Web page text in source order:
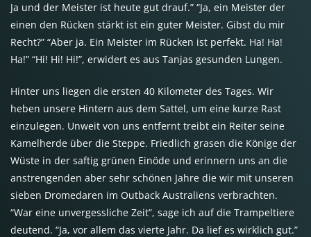
Ja und der Meister ist heute gut drauf.” “Ja, ein Meister der
einen den Rücken stärkt ist ein guter Meister. Gibst du mir
Recht?” “Aber ja. Ein Meister im Rücken ist perfekt. Ha! Ha!
Ha!” “Hi! Hi! Hi!”, erwidert es aus Tanjas gesunden Lungen.
Hinter uns liegen die ersten 40 Kilometer des Tages. Wir
heben unsere Hintern aus dem Sattel, um eine kurze Rast
einzulegen. Unweit von uns entfernt treibt ein Reiter seine
Kamelherde über die Steppe. Friedlich grasen die Könige der
Wüste in der saftig grünen Einöde und erinnern uns an die
anstrengenden aber sehr schönen Jahre die wir mit unseren
sieben Dromedaren im Outback Australiens verbrachten.
“War eine unvergessliche Zeit”, sage ich auf die Trampeltiere
deutend. “Ja, vor allem das vierte Jahr. Da lief es wirklich gut.”